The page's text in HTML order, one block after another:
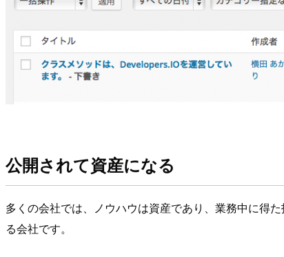
公開されて資産になる
多くの会社では、ノウハウは資産であり、業務中に得
る会社です。